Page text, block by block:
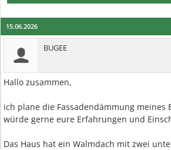
15.06.2026
BUGEE
Hallo zusammen,
ich plane die Fassadendämmung meines
würde gerne eure Erfahrungen und
Das Haus hat ein Walmdach mit zwei